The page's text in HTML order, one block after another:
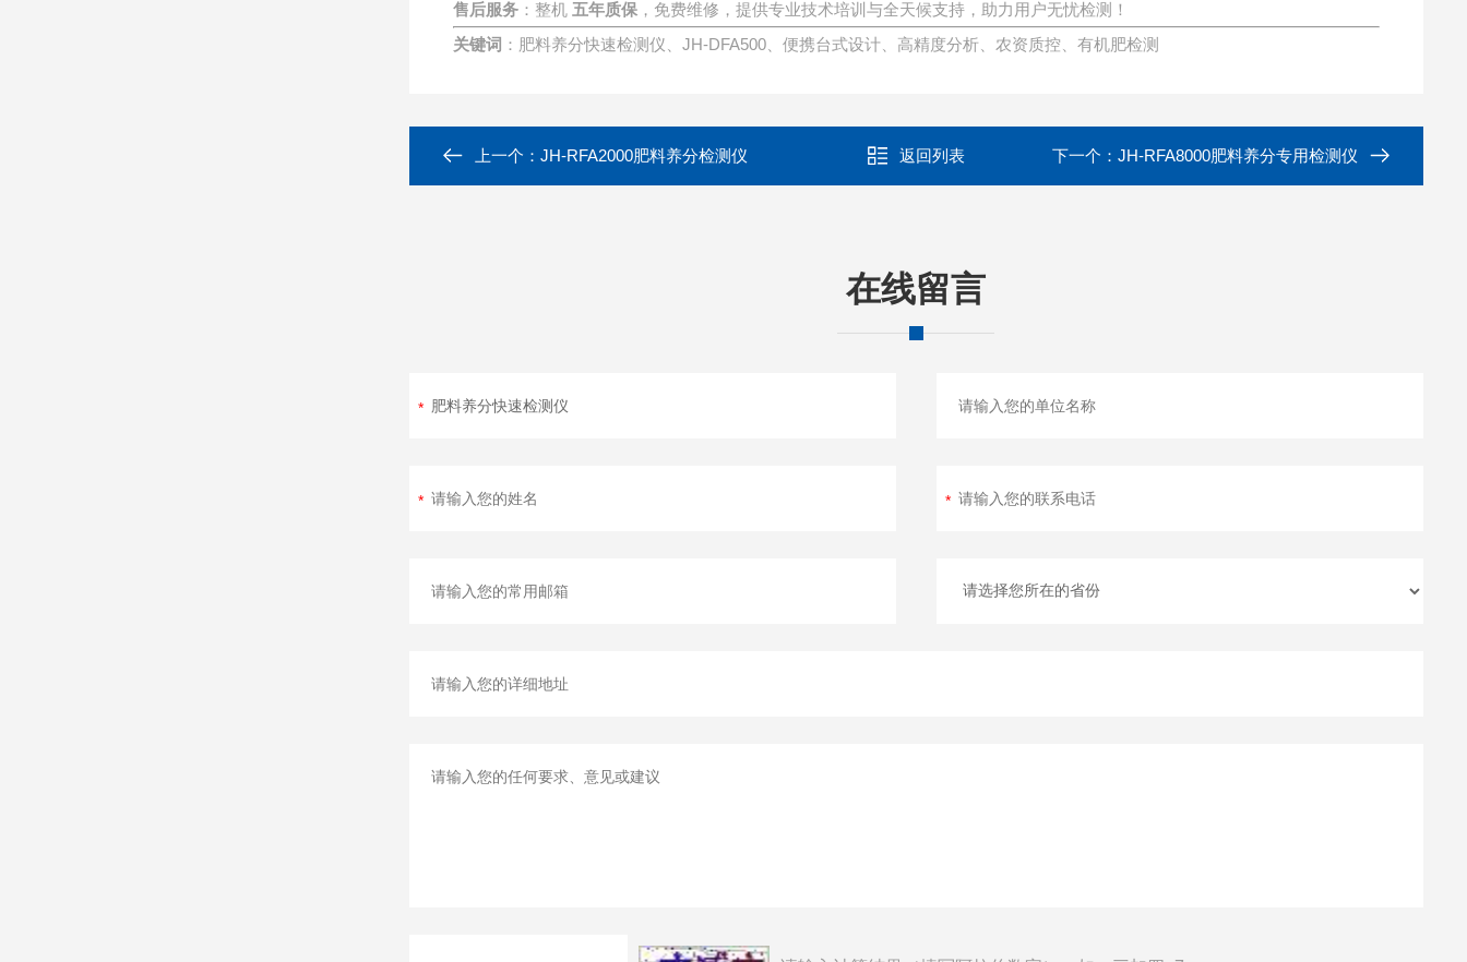
售后服务 ：整机 五年质保 ，免费维修，提供专业技术培训与全天候支持，助力用户无忧检测！
关键词 ：肥料养分快速检测仪、JH-DFA500 、便携台式设计、高精度分析、农资质控、有机肥检测
上一个：JH-RFA2000肥料养分检测仪 返回列表 下一个： JH-RFA8000肥料养分专用检测仪
在线留言